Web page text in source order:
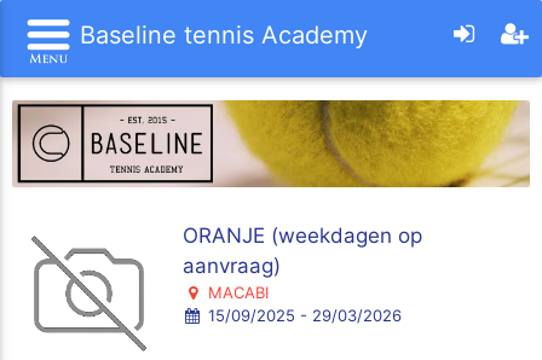
Baseline tennis Academy
ORANJE (weekdagen op
aanvraag)
MACABI
15/09/2025 - 29/03/2026